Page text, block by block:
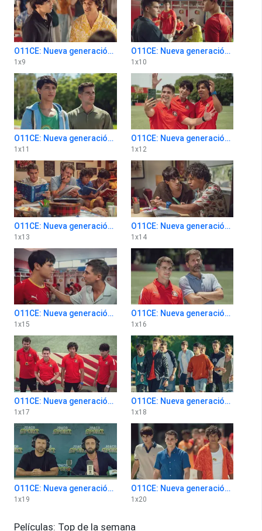
O11CE: Nueva generación 1x9
1 x9
O11CE: Nueva generación 1x10
1 x10
O11CE: Nueva generación 1x11
1 x11
O11CE: Nueva generación 1x12
1 x12
O11CE: Nueva generación 1x13
1 x13
O11CE: Nueva generación 1x14
1 x14
O11CE: Nueva generación 1x15
1 x15
O11CE: Nueva generación 1x16
1 x16
O11CE: Nueva generación 1x17
1 x17
O11CE: Nueva generación 1x18
1 x18
O11CE: Nueva generación 1x19
1 x19
O11CE: Nueva generación 1x20
1 x20
Películas: Top de la semana